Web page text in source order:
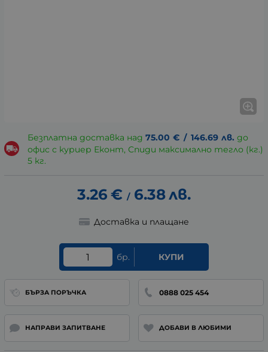
Безплатна доставка над 75.00 € / 146.69 лв. до
офис с куриер Еконт, Спиди максимално тегло (кг.)
5 кг.
3.26 € / 6.38лв.
Доставка и плащане
бр. КУПИ
БЪРЗА ПОРЪЧКА 0888 025 454
НАПРАВИ ЗАПИТВАНЕ ДОБАВИ В ЛЮБИМИ